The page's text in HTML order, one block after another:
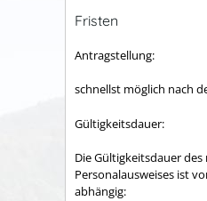
Fristen
Antragstellung:
schnellst möglich nach
Gültigkeitsdauer:
Die Gültigkeitsdauer des
Personalausweises ist
abhängig: